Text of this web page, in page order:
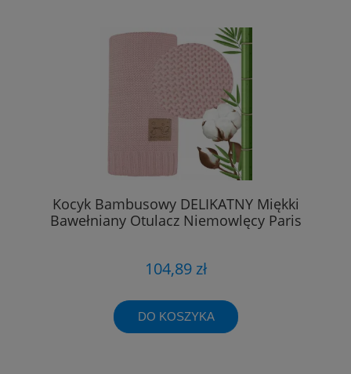
Kocyk Bambusowy DELIKATNY Miękki
Bawełniany Otulacz Niemowlęcy Paris
104,89 zł
DO KOSZYKA